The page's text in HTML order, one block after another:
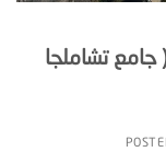
جامع تشاملجا